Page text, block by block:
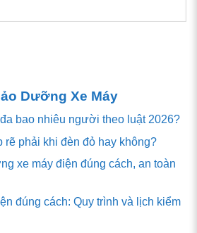
Dưỡng Xe Máy
bao nhiêu người theo luật 2026?
rẽ phải khi đèn đỏ hay không?
xe máy điện đúng cách, an toàn
đúng cách: Quy trình và lịch kiểm